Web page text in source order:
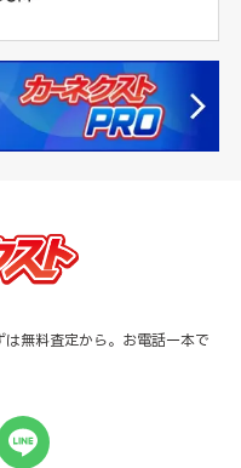
無料査定から。お電話一本で